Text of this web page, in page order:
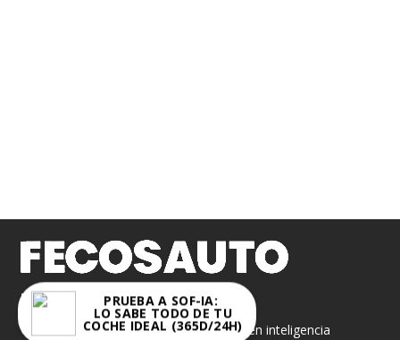
PRUEBA A SOF-IA:
LO SABE TODO DE TU
COCHE IDEAL (365D/24H)
FECOSAUTO S.L.
«Sof-IA» es un asistente virtual basado en inteligencia